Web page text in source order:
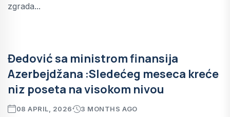
zgrada...
Đedović sa ministrom finansija
Azerbejdžana :Sledećeg meseca kreće
niz poseta na visokom nivou
08 APRIL, 2026 3 MONTHS AGO